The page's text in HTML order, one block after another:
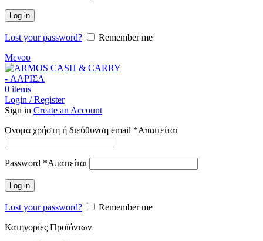
Log in
Lost your password?
Remember me
Μενου
0 items
Login / Register
Sign in Create an Account
Όνομα χρήστη ή διεύθυνση email *Απαιτείται
Password *Απαιτείται
Log in
Lost your password?
Remember me
Κατηγορίες Προϊόντων